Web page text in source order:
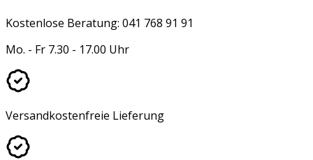
Kostenlose Beratung: 041 768 91 91
Mo. - Fr 7.30 - 17.00 Uhr
Versandkostenfreie Lieferung